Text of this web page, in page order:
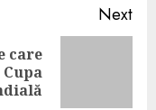
Next
care